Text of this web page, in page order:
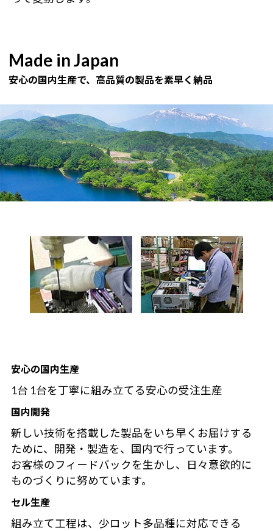
Made in Japan
安心の国内生産で、高品質の製品を素早く納品
安心の国内生産
1台 1台を丁寧に組み立てる安心の受注生産
国内開発
新しい技術を搭載した製品をいち早くお届けする
ために、開発・製造を、国内で行っています。
お客様のフィードバックを生かし、日々意欲的に
ものづくりに努めています。
セル生産
組み立て工程は、少ロット多品種に対応できる